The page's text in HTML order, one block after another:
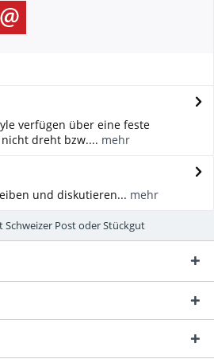
verfügen über eine feste
dreht bzw.... mehr
und diskutieren... mehr
Schweizer Post oder Stückgut